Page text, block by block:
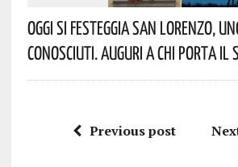
Oggi Si Festeggia San Lorenzo,
Conosciuti. Auguri A Chi Porta Il
Previous post